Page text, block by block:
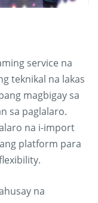
service na
teknikal na lakas
magbigay sa
sa paglalaro.
na i-import
platform para
na